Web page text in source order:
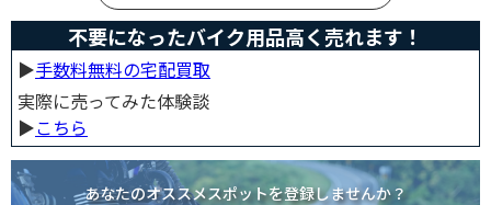
不要になったバイク用品高く売れます！
▶︎手数料無料の宅配買取
実際に売ってみた体験談
▶︎こちら
あなたのオススメスポットを登録しませんか？